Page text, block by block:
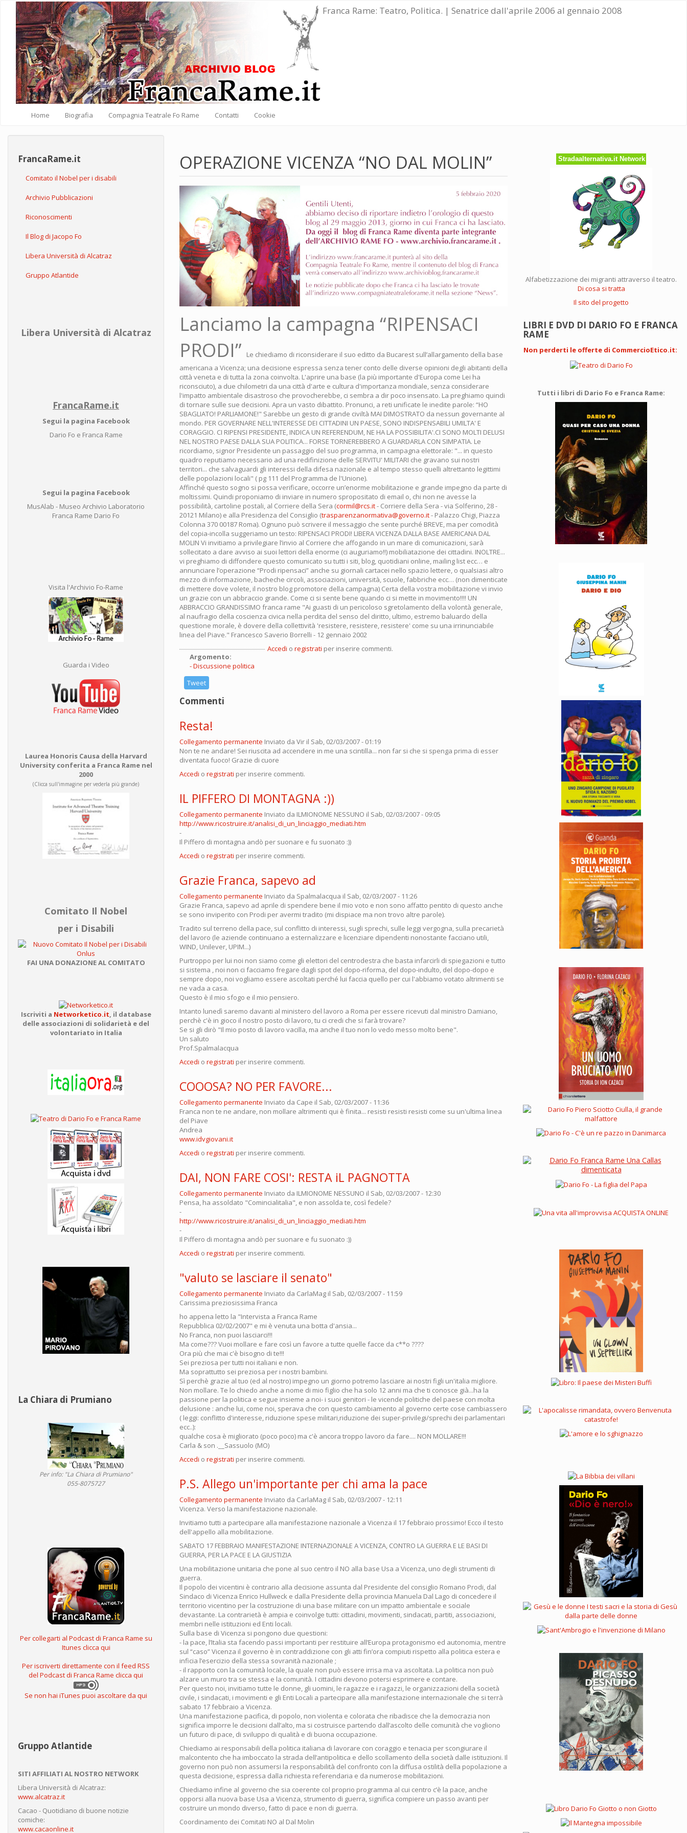
Salta al contenuto principale Franca Rame: Teatro, Politica. | Senatrice dall'aprile 2006 al gennaio 2008
Home Biografia Compagnia Teatrale Fo Rame Contatti Cookie
FrancaRame.it
Comitato il Nobel per i disabili
Archivio Pubblicazioni
Riconoscimenti
Il Blog di Jacopo Fo
Libera Università di Alcatraz
Gruppo Atlantide
Libera Università di Alcatraz
FrancaRame.it
Segui la pagina Facebook
Dario Fo e Franca Rame
Segui la pagina Facebook
MusAlab - Museo Archivio Laboratorio
Franca Rame Dario Fo
Visita l'Archivio Fo-Rame
Guarda i Video
Laurea Honoris Causa della Harvard
University conferita a Franca Rame nel
2000
(Clicca sull'immagine per vederla più grande)
Comitato Il Nobel
per i Disabili
FAI UNA DONAZIONE AL COMITATO
Iscriviti a Networketico.it il database
delle associazioni di solidarietà e del
volontariato in Italia
La Chiara di Prumiano
Per info: "La Chiara di Prumiano"
055-8075727
Per collegarti al Podcast di Franca Rame su
Itunes clicca qui
Per iscriverti direttamente con il feed RSS
del Podcast di Franca Rame clicca qui
Se non hai iTunes puoi ascoltare da qui
Gruppo Atlantide
SITI AFFILIATI AL NOSTRO NETWORK
Libera Università di Alcatraz:
www.alcatraz.it
Cacao - Quotidiano di buone notizie
comiche:
www.cacaonline.it
OPERAZIONE VICENZA “NO DAL MOLIN”
Lanciamo la campagna “RIPENSACI
PRODI”
Le chiediamo di riconsiderare il suo editto da Bucarest sull’allargamento della base
americana a Vicenza; una decisione espressa senza tener conto delle diverse opinioni degli abitanti della
città veneta e di tutta la zona coinvolta. L'aprire una base (la più importante d'Europa come Lei ha
riconsciuto), a due chilometri da una città d'arte e cultura d'importanza mondiale, senza considerare
l'impatto ambientale disastroso che provocherebbe, ci sembra a dir poco insensato. La preghiamo quindi
di tornare sulle sue decisioni. Apra un vasto dibattito. Pronunci, a reti unificate le inedite parole: “HO
SBAGLIATO! PARLIAMONE!" Sarebbe un gesto di grande civiltà MAI DIMOSTRATO da nessun governante al
mondo. PER GOVERNARE NELL'INTERESSE DEI CITTADINI UN PAESE, SONO INDISPENSABILI UMILTA' E
CORAGGIO. CI RIPENSI PRESIDENTE, INDICA UN REFERENDUM, NE HA LA POSSIBILITA'.CI SONO MOLTI DELUSI
NEL NOSTRO PAESE DALLA SUA POLITICA... FORSE TORNEREBBERO A GUARDARLA CON SIMPATIA. Le
ricordiamo, signor Presidente un passaggio del suo programma, in campagna elettorale: "... in questo
quadro reputiamo necessario ad una redifinizione delle SERVITU' MILITARI che gravano sui nostri
territori... che salvaguardi gli interessi della difesa nazionale e al tempo stesso quelli altrettanto legittimi
delle popolazioni locali" ( pg 111 del Programma de l'Unione).
Affinché questo sogno si possa verificare, occorre un’enorme mobilitazione e grande impegno da parte di
moltissimi. Quindi proponiamo di inviare in numero spropositato di email o, chi non ne avesse la
possibilità, cartoline postali, al Corriere della Sera (cormil@rcs.it- Corriere della Sera - via Solferino, 28 -
20121 Milano) e alla Presidenza del Consiglio (trasparenzanormativa@governo.it- Palazzo Chigi, Piazza
Colonna 370 00187 Roma). Ognuno può scrivere il messaggio che sente purché BREVE, ma per comodità
del copia-incolla suggeriamo un testo: RIPENSACI PRODI! LIBERA VICENZA DALLA BASE AMERICANA DAL
MOLIN Vi invitiamo a privilegiare l’invio al Corriere che affogando in un mare di comunicazioni, sarà
sollecitato a dare avviso ai suoi lettori della enorme (ci auguriamo!!) mobiliatazione dei cittadini. INOLTRE...
vi preghiamo di diffondere questo comunicato su tutti i siti, blog, quotidiani online, mailing list ecc… e
annunciare l’operazione “Prodi ripensaci” anche su giornali cartacei nello spazio lettere, o qualsiasi altro
mezzo di informazione, bacheche circoli, associazioni, università, scuole, fabbriche ecc… (non dimenticate
di mettere dove volete, il nostro blog promotore della campagna) Certa della vostra mobilitazione vi invio
un grazie con un abbraccio grande. Come ci si sente bene quando ci si mette in movimento!!!! UN
ABBRACCIO GRANDISSIMO franca rame "Ai guasti di un pericoloso sgretolamento della volontà generale,
al naufragio della coscienza civica nella perdita del senso del diritto, ultimo, estremo baluardo della
questione morale, è dovere della collettività 'resistere, resistere, resistere' come su una irrinunciabile
linea del Piave." Francesco Saverio Borrelli - 12 gennaio 2002
Argomento:
Discussione politica
Accedi o registrati per inserire commenti.
Tweet
Commenti
Resta!
Collegamento permanente Inviato da Vir il Sab, 02/03/2007 - 01:19
Non te ne andare! Sei riuscita ad accendere in me una scintilla... non far si che si spenga prima di esser
diventata fuoco! Grazie di cuore
Accedi o registrati per inserire commenti.
IL PIFFERO DI MONTAGNA :))
Collegamento permanente Inviato da ILMIONOME NESSUNO il Sab, 02/03/2007 - 09:05
http://www.ricostruire.it/analisi_di_un_linciaggio_mediati.htm
-
Il Piffero di montagna andò per suonare e fu suonato :))
Accedi o registrati per inserire commenti.
Grazie Franca, sapevo ad
Collegamento permanente Inviato da Spalmalacqua il Sab, 02/03/2007 - 11:26
Grazie Franca, sapevo ad aprile di spendere bene il mio voto e non sono affatto pentito di questo anche
se sono inviperito con Prodi per avermi tradito (mi dispiace ma non trovo altre parole).
Tradito sul terreno della pace, sul conflitto di interessi, sugli sprechi, sulle leggi vergogna, sulla precarietà
del lavoro (le aziende continuano a esternalizzare e licenziare dipendenti nonostante facciano utili,
WIND, Unilever, UPIM...)
Purtroppo per lui noi non siamo come gli elettori del centrodestra che basta infarcirli di spiegazioni e tutto
si sistema , noi non ci facciamo fregare dagli spot del dopo-riforma, del dopo-indulto, del dopo-dopo e
sempre dopo, noi vogliamo essere ascoltati perché lui faccia quello per cui l'abbiamo votato altrimenti se
ne vada a casa.
Questo è il mio sfogo e il mio pensiero.
Intanto lunedì saremo davanti al ministero del lavoro a Roma per essere ricevuti dal ministro Damiano,
perchè c'è in gioco il nostro posto di lavoro, tu ci credi che si farà trovare?
Se si gli dirò "Il mio posto di lavoro vacilla, ma anche il tuo non lo vedo messo molto bene".
Un saluto
Prof.Spalmalacqua
Accedi o registrati per inserire commenti.
COOOSA? NO PER FAVORE...
Collegamento permanente Inviato da Cape il Sab, 02/03/2007 - 11:36
Franca non te ne andare, non mollare altrimenti qui è finita... resisti resisti resisti come su un'ultima linea
del Piave
Andrea
www.idvgiovani.it
Accedi o registrati per inserire commenti.
DAI, NON FARE COSI': RESTA iL PAGNOTTA
Collegamento permanente Inviato da ILMIONOME NESSUNO il Sab, 02/03/2007 - 12:30
Pensa, ha assoldato "Comincialitalia", e non assolda te, così fedele?
-
http://www.ricostruire.it/analisi_di_un_linciaggio_mediati.htm
-
Il Piffero di montagna andò per suonare e fu suonato :))
Accedi o registrati per inserire commenti.
"valuto se lasciare il senato"
Collegamento permanente Inviato da CarlaMag il Sab, 02/03/2007 - 11:59
Carissima preziosissima Franca
ho appena letto la "Intervista a Franca Rame
Repubblica 02/02/2007" e mi è venuta una botta d'ansia...
No Franca, non puoi lasciarci!!!
Ma come??? Vuoi mollare e fare così un favore a tutte quelle facce da c**o ????
Ora più che mai c'è bisogno di te!!!
Sei preziosa per tutti noi italiani e non.
Ma soprattutto sei preziosa per i nostri bambini.
Sì perchè grazie al tuo (ed al nostro) impegno un giorno potremo lasciare ai nostri figli un'italia migliore.
Non mollare. Te lo chiedo anche a nome di mio figlio che ha solo 12 anni ma che ti conosce già...ha la
passione per la politica e segue insieme a noi- i suoi genitori - le vicende politiche del paese con molta
delusione : anche lui, come noi, sperava che con questo cambiamento al governo certe cose cambiassero
( leggi: conflitto d'interesse, riduzione spese militari,riduzione dei super-privilegi/sprechi dei parlamentari
ecc..):
qualche cosa è migliorato (poco poco) ma c'è ancora troppo lavoro da fare.... NON MOLLARE!!!
Carla & son .__Sassuolo (MO)
Accedi o registrati per inserire commenti.
P.S. Allego un'importante per chi ama la pace
Collegamento permanente Inviato da CarlaMag il Sab, 02/03/2007 - 12:11
Vicenza. Verso la manifestazione nazionale.
Invitiamo tutti a partecipare alla manifestazione nazionale a Vicenza il 17 febbraio prossimo! Ecco il testo
dell'appello alla mobilitazione.
SABATO 17 FEBBRAIO MANIFESTAZIONE INTERNAZIONALE A VICENZA, CONTRO LA GUERRA E LE BASI DI
GUERRA, PER LA PACE E LA GIUSTIZIA
Una mobilitazione unitaria che pone al suo centro il NO alla base Usa a Vicenza, uno degli strumenti di
guerra.
Il popolo dei vicentini è contrario alla decisione assunta dal Presidente del consiglio Romano Prodi, dal
Sindaco di Vicenza Enrico Hullweck e dalla Presidente della provincia Manuela Dal Lago di concedere il
territorio vicentino per la costruzione di una base militare con un impatto ambientale e sociale
devastante. La contrarietà è ampia e coinvolge tutti: cittadini, movimenti, sindacati, partiti, associazioni,
membri nelle istituzioni ed Enti locali.
Sulla base di Vicenza si pongono due questioni:
- la pace, l’Italia sta facendo passi importanti per restituire all’Europa protagonismo ed autonomia, mentre
sul “caso” Vicenza il governo è in contraddizione con gli atti fin’ora compiuti rispetto alla politica estera e
inficia l’esercizio della stessa sovranità nazionale ;
- il rapporto con la comunità locale, la quale non può essere irrisa ma va ascoltata. La politica non può
alzare un muro tra se stessa e la comunità. I cittadini devono potersi esprimere e contare.
Per questo noi, invitiamo tutte le donne, gli uomini, le ragazze e i ragazzi, le organizzazioni della società
civile, i sindacati, i movimenti e gli Enti Locali a partecipare alla manifestazione internazionale che si terrà
sabato 17 febbraio a Vicenza.
Una manifestazione pacifica, di popolo, non violenta e colorata che ribadisce che la democrazia non
significa imporre le decisioni dall’alto, ma si costruisce partendo dall’ascolto delle comunità che vogliono
un futuro di pace, di sviluppo di qualità e di buona occupazione.
Chiediamo ai responsabili della politica italiana di lavorare con coraggio e tenacia per scongiurare il
malcontento che ha imboccato la strada dell’antipolitica e dello scollamento della società dalle istituzioni. Il
governo non può non assumersi la responsabilità del confronto con la diffusa ostilità della popolazione a
questa decisione, espressa dalla richiesta referendaria e da numerose mobilitazioni.
Chiediamo infine al governo che sia coerente col proprio programma al cui centro c’è la pace, anche
opporsi alla nuova base Usa a Vicenza, strumento di guerra, significa compiere un passo avanti per
costruire un mondo diverso, fatto di pace e non di guerra.
Coordinamento dei Comitati NO al Dal Molin
Stradaalternativa.it Network
Alfabetizzazione dei migranti attraverso il teatro.
Di cosa si tratta
Il sito del progetto
LIBRI E DVD DI DARIO FO E FRANCA
RAME
Non perderti le offerte di CommercioEtico.it:
Tutti i libri di Dario Fo e Franca Rame: